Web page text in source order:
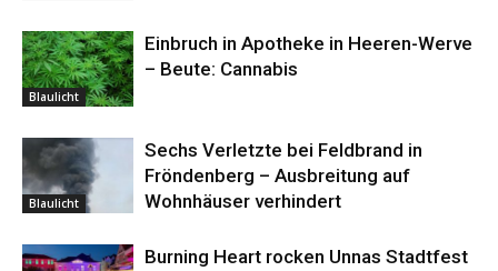
Blaulicht
Einbruch in Apotheke in Heeren-Werve
– Beute: Cannabis
Blaulicht
Sechs Verletzte bei Feldbrand in
Fröndenberg – Ausbreitung auf
Wohnhäuser verhindert
Burning Heart rocken Unnas Stadtfest